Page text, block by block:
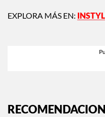
EXPLORA MÁS EN: